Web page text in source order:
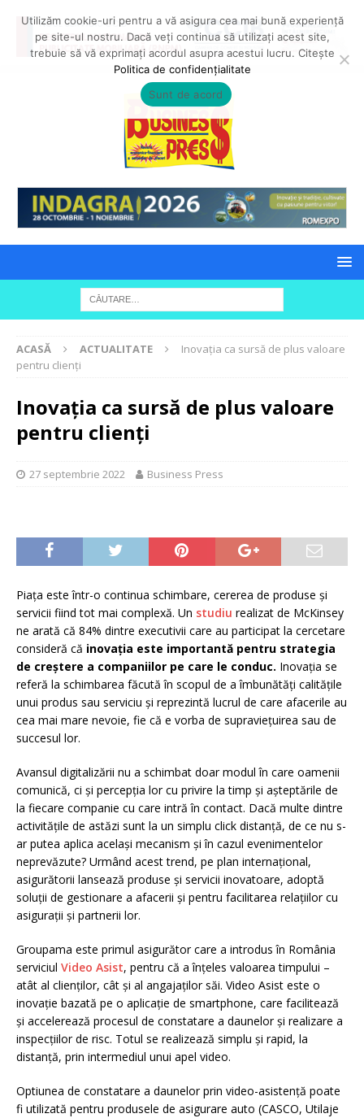
ACASĂ ACTUALITATE
Inovația ca sursă de plus valoare
pentru clienți
Inovația ca sursă de plus valoare
pentru clienți
27 septembrie 2022 Business Press
Piața este într-o continua schimbare, cererea de produse și
servicii fiind tot mai complexă. Un studiu realizat de McKinsey
ne arată că 84% dintre executivii care au participat la cercetare
consideră că inovaţia este importantă pentru strategia
de creştere a companiilor pe care le conduc. Inovaţia se
referă la schimbarea făcută în scopul de a îmbunătăţi calităţile
unui produs sau serviciu și reprezintă lucrul de care afacerile au
cea mai mare nevoie, fie că e vorba de supraviețuirea sau de
succesul lor.
Avansul digitalizării nu a schimbat doar modul în care oamenii
comunică, ci și percepția lor cu privire la timp și așteptările de
la fiecare companie cu care intră în contact. Dacă multe dintre
activitățile de astăzi sunt la un simplu click distanță, de ce nu s-
ar putea aplica același mecanism și în cazul evenimentelor
neprevăzute? Urmând acest trend, pe plan internațional,
asigurătorii lansează produse și servicii inovatoare, adoptă
soluții de gestionare a afacerii și pentru facilitarea relațiilor cu
asigurații și partnerii lor.
Groupama este primul asigurător care a introdus în România
serviciul Video Asist, pentru că a înțeles valoarea timpului –
atât al clienților, cât și al angajaților săi. Video Asist este o
inovaţie bazată pe o aplicaţie de smartphone, care facilitează
şi accelerează procesul de constatare a daunelor și realizare a
inspecțiilor de risc. Totul se realizează simplu şi rapid, la
distanţă, prin intermediul unui apel video.
Optiunea de constatare a daunelor prin video-asistență poate
fi utilizată pentru produsele de asigurare auto (CASCO, Utilaje
Utilizăm cookie-uri pentru a vă asigura cea mai bună experiență
pe site-ul nostru. Dacă veți continua să utilizați acest site,
trebuie să vă exprimați acordul asupra acestui lucru. Citește
Politica de confidențialitate
Sunt de acord